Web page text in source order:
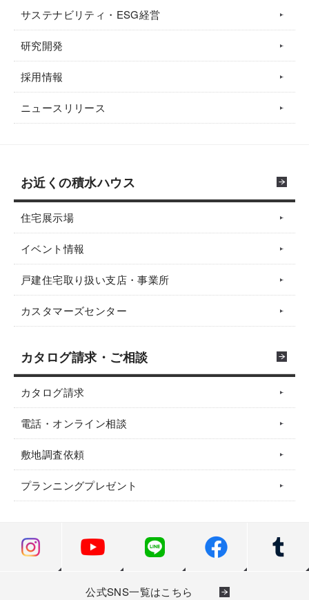
サステナビリティ・ESG経営
研究開発
採用情報
ニュースリリース
お近くの積水ハウス
住宅展示場
イベント情報
戸建住宅取り扱い支店・事業所
カスタマーズセンター
カタログ請求・ご相談
カタログ請求
電話・オンライン相談
敷地調査依頼
プランニングプレゼント
公式SNS一覧はこちら